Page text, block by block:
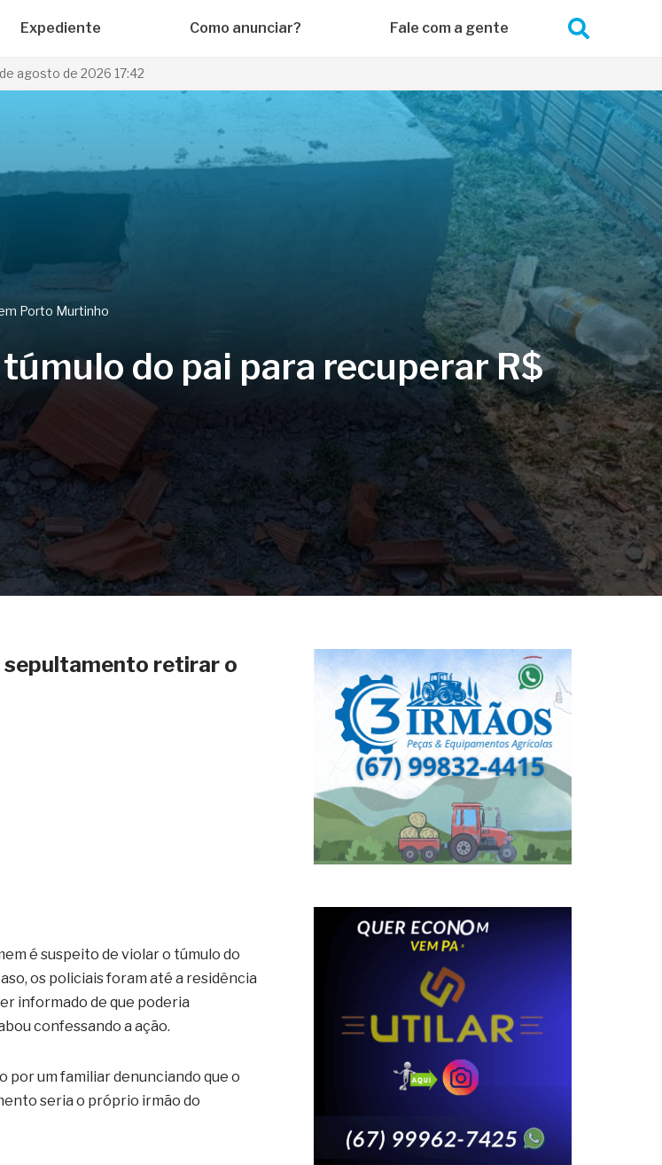
Expediente Como anunciar? Fale com a gente
agosto de 2026 17:42
Porto Murtinho
do pai para recuperar R$
sepultamento retirar o
é suspeito de violar o túmulo do
os policiais foram até a residência
informado de que poderia
confessando a ação.
por um familiar denunciando que o
seria o próprio irmão do